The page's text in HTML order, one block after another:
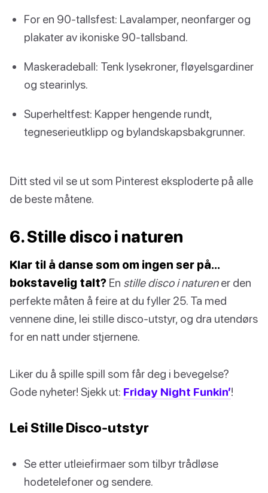
For en 90-tallsfest: Lavalamper, neonfarger og
plakater av ikoniske 90-tallsband.
Maskeradeball: Tenk lysekroner, fløyelsgardiner
og stearinlys.
Superheltfest: Kapper hengende rundt,
tegneserieutklipp og bylandskapsbakgrunner.
Ditt sted vil se ut som Pinterest eksploderte på alle
de beste måtene.
6. Stille disco i naturen
Klar til å danse som om ingen ser på…
bokstavelig talt? En stille disco i naturener den
perfekte måten å feire at du fyller 25. Ta med
vennene dine, lei stille disco-utstyr, og dra utendørs
for en natt under stjernene.
Liker du å spille spill som får deg i bevegelse?
Gode nyheter! Sjekk ut: Friday Night Funkin’!
Lei Stille Disco-utstyr
Se etter utleiefirmaer som tilbyr trådløse
hodetelefoner og sendere.